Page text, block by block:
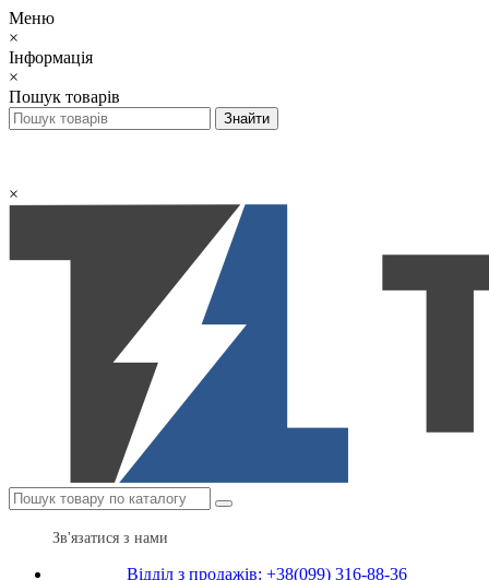
Меню
×
Інформація
×
Пошук товарів
×
Зв'язатися з нами
Відділ з продажів: +38(099) 316-88-36